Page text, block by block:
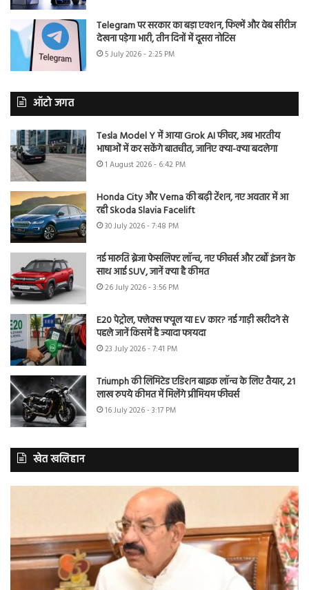
Telegram पर सरकार का बड़ा एक्शन, फिल्में और वेब सीरीज
देखना पड़ेगा भारी, तीन दिनों में दूसरा नोटिस
5 July 2026 - 2:25 PM
ऑटो जगत
Tesla Model Y में आया Grok AI फीचर, अब भारतीय
भाषाओं में कर सकेंगे बातचीत, जानिए क्या-क्या बदलेगा
1 August 2026 - 6:42 PM
Honda City और Verna की बढ़ी टेंशन, नए अवतार में आ
रही Skoda Slavia Facelift
30 July 2026 - 7:48 PM
नई मारुति ब्रेजा फेसलिफ्ट लॉन्च, नए फीचर्स और टर्बो इंजन के
साथ आई SUV, जानें क्या है कीमत
26 July 2026 - 3:56 PM
E20 पेट्रोल, फ्लेक्स फ्यूल या EV कार? नई गाड़ी खरीदने से
पहले जानें किसमें है ज्यादा फायदा
23 July 2026 - 7:41 PM
Triumph की लिमिटेड एडिशन बाइक लॉन्च के लिए तैयार, 21
लाख रुपये कीमत में मिलेंगे प्रीमियम फीचर्स
16 July 2026 - 3:17 PM
खेत खलिहान